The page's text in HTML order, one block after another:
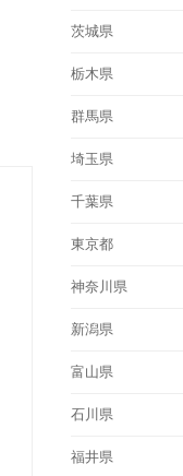
茨城県
栃木県
群馬県
埼玉県
千葉県
東京都
神奈川県
新潟県
富山県
石川県
福井県